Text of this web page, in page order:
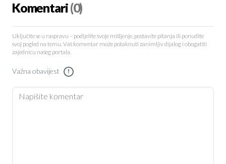
Komentari(0)
Uključite se u raspravu – podijelite svoje mišljenje, postavite pitanja ili ponudite
svoj pogled na temu. Vaš komentar može potaknuti zanimljiv dijalog i obogatiti
zajednicu našeg portala.
Važna obavijest !